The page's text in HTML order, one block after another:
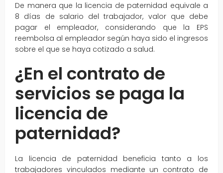
De manera que la licencia de paternidad equivale a
8 días de salario del trabajador, valor que debe
pagar el empleador, considerando que la EPS
reembolsa al empleador según haya sido el ingresos
sobre el que se haya cotizado a salud.
¿En el contrato de
servicios se paga la
licencia de
paternidad?
La licencia de paternidad beneficia tanto a los
trabajadores vinculados mediante un contrato de